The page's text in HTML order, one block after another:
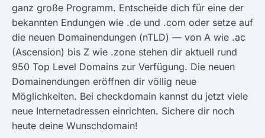
ganz große Programm. Entscheide dich für eine der
bekannten Endungen wie .de und .com oder setze auf
die neuen Domainendungen (nTLD) — von A wie .ac
(Ascension) bis Z wie .zone stehen dir aktuell rund
950 Top Level Domains zur Verfügung. Die neuen
Domainendungen eröffnen dir völlig neue
Möglichkeiten. Bei checkdomain kannst du jetzt viele
neue Internetadressen einrichten. Sichere dir noch
heute deine Wunschdomain!